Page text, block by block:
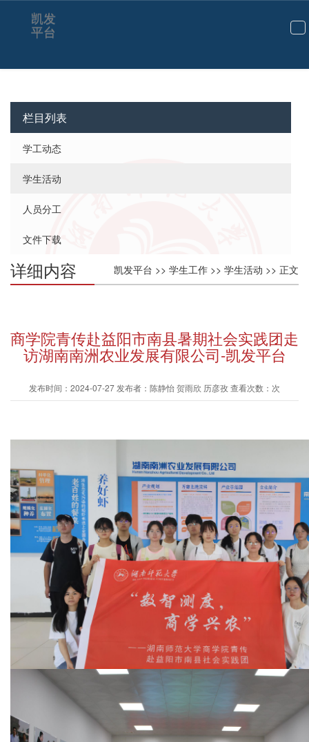
切
航
凯发
平台
栏目列表
学工动态
学生活动
人员分工
文件下载
凯发平台 >> 学生工作 >> 学生活动 >> 正文
详细内容
商学院青传赴益阳市南县暑期社会实践团走
访湖南南洲农业发展有限公司-凯发平台
发布时间：2024-07-27 发布者：陈静怡 贺雨欣 历彦孜 查看次数：次